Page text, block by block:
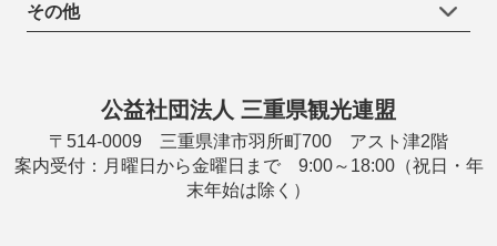
その他
公益社団法人 三重県観光連盟
〒514-0009 三重県津市羽所町700 アスト津2階
案内受付：月曜日から金曜日まで 9:00～18:00（祝日・年
末年始は除く）